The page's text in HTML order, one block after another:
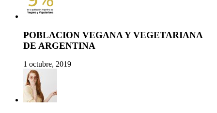
POBLACION VEGANA Y VEGETARIANA
DE ARGENTINA
1 octubre, 2019